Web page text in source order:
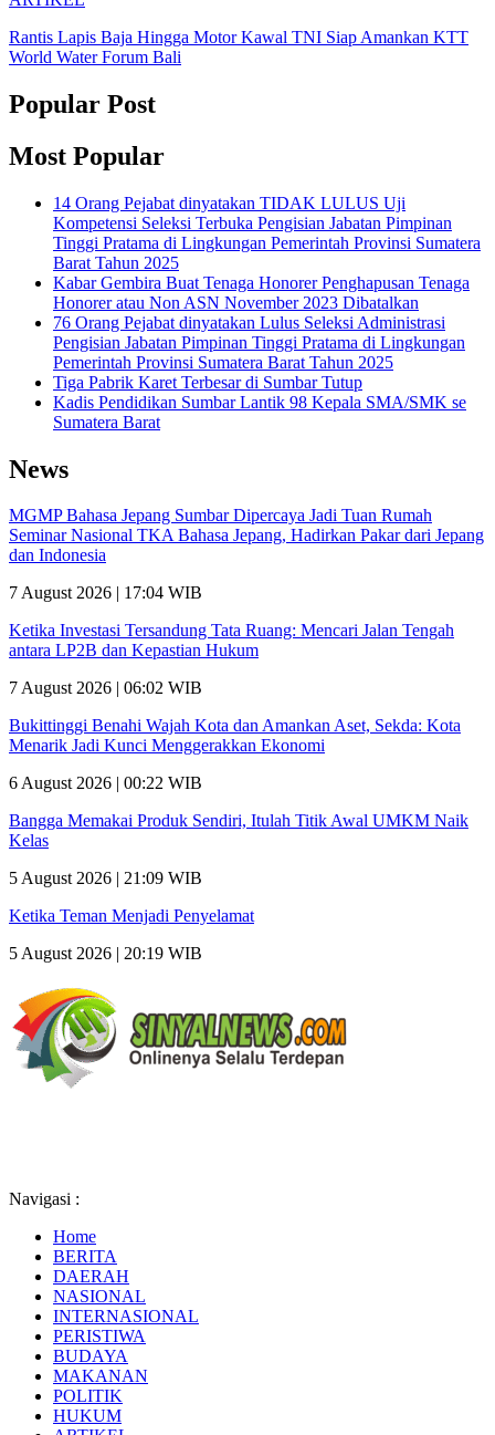
Rantis Lapis Baja Hingga Motor Kawal TNI Siap Amankan KTT
World Water Forum Bali
Popular Post
Most Popular
14 Orang Pejabat dinyatakan TIDAK LULUS Uji
Kompetensi Seleksi Terbuka Pengisian Jabatan Pimpinan
Tinggi Pratama di Lingkungan Pemerintah Provinsi Sumatera
Barat Tahun 2025
Kabar Gembira Buat Tenaga Honorer Penghapusan Tenaga
Honorer atau Non ASN November 2023 Dibatalkan
76 Orang Pejabat dinyatakan Lulus Seleksi Administrasi
Pengisian Jabatan Pimpinan Tinggi Pratama di Lingkungan
Pemerintah Provinsi Sumatera Barat Tahun 2025
Tiga Pabrik Karet Terbesar di Sumbar Tutup
Kadis Pendidikan Sumbar Lantik 98 Kepala SMA/SMK se
Sumatera Barat
News
MGMP Bahasa Jepang Sumbar Dipercaya Jadi Tuan Rumah
Seminar Nasional TKA Bahasa Jepang, Hadirkan Pakar dari Jepang
dan Indonesia
7 August 2026 | 17:04 WIB
Ketika Investasi Tersandung Tata Ruang: Mencari Jalan Tengah
antara LP2B dan Kepastian Hukum
7 August 2026 | 06:02 WIB
Bukittinggi Benahi Wajah Kota dan Amankan Aset, Sekda: Kota
Menarik Jadi Kunci Menggerakkan Ekonomi
6 August 2026 | 00:22 WIB
Bangga Memakai Produk Sendiri, Itulah Titik Awal UMKM Naik
Kelas
5 August 2026 | 21:09 WIB
Ketika Teman Menjadi Penyelamat
5 August 2026 | 20:19 WIB
Navigasi :
Home
BERITA
DAERAH
NASIONAL
INTERNASIONAL
PERISTIWA
BUDAYA
MAKANAN
POLITIK
HUKUM